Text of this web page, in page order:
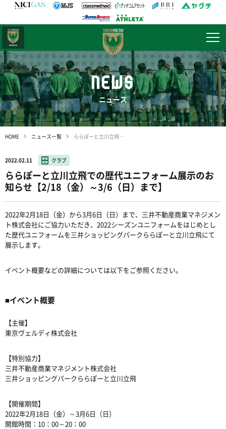
NEWS
ニュース
HOME ニュース一覧 ららぽーと立川立飛での歴代ユニフォーム展示のお知らせ【2/18（金）～3/6（日）まで】
2022.02.11 クラブ
ららぽーと立川立飛での歴代ユニフォーム展示のお
知らせ【2/18（金）～3/6（日）まで】
2022年2月18日（金）から3月6日（日）まで、三井不動産商業マネジメン
ト株式会社にご協力いただき、2022シーズンユニフォームをはじめとし
た歴代ユニフォームを三井ショッピングパークららぽーと立川立飛にて
展示します。
イベント概要などの詳細については以下をご参照ください。
■イベント概要
【主催】
東京ヴェルディ株式会社
【特別協力】
三井不動産商業マネジメント株式会社
三井ショッピングパークららぽーと立川立飛
【開催期間】
2022年2月18日（金）～3月6日（日）
開館時間：10：00～20：00